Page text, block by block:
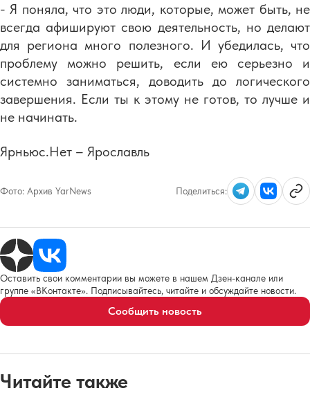
- Я поняла, что это люди, которые, может быть, не
всегда афишируют свою деятельность, но делают
для региона много полезного. И убедилась, что
проблему можно решить, если ею серьезно и
системно заниматься, доводить до логического
завершения. Если ты к этому не готов, то лучше и
не начинать.
Ярньюс.Нет – Ярославль
Фото: Архив YarNews Поделиться:
Оставить свои комментарии вы можете в нашем Дзен-канале или
группе «ВКонтакте». Подписывайтесь, читайте и обсуждайте новости.
Сообщить новость
Читайте также